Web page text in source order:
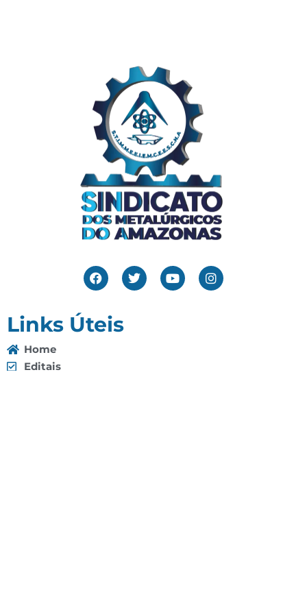
Links Úteis
Home
Editais